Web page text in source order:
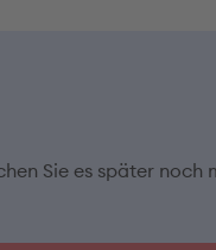
Sie es später noch